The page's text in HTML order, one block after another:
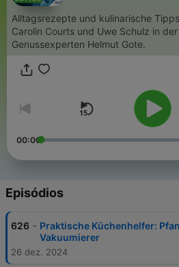
Alltagsrezepte und kulinarische
Carolin Courts und Uwe Schulz in
Genussexperten Helmut Gote.
00:00
Episódios
626 - Praktische Küchenhelfer:
Vakuumierer
26 dez. 2024